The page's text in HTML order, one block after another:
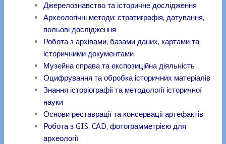
Джерелознавство та історичне дослідження
Археологічні методи: стратиграфія, датування,
польові дослідження
Робота з архівами, базами даних, картами та
історичними документами
Музейна справа та експозиційна діяльність
Оцифрування та обробка історичних матеріалів
Знання історіографії та методології історичної
науки
Основи реставрації та консервації артефактів
Робота з GIS, CAD, фотограмметрією для
археології